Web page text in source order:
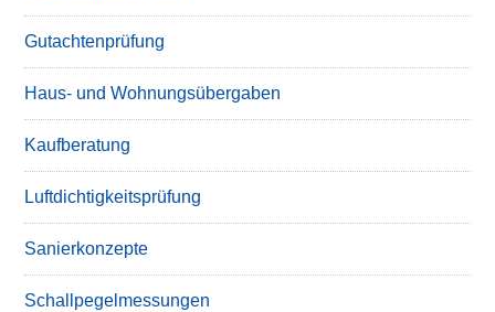
Gutachtenprüfung
Haus- und Wohnungsübergaben
Kaufberatung
Luftdichtigkeitsprüfung
Sanierkonzepte
Schallpegelmessungen